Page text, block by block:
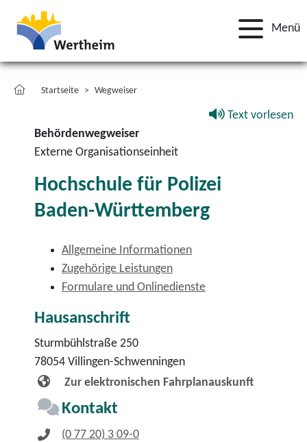
Menü
Startseite Wegweiser
Text vorlesen
Behördenwegweiser
Externe Organisationseinheit
Hochschule für Polizei
Baden-Württemberg
Allgemeine Informationen
Zugehörige Leistungen
Formulare und Onlinedienste
Hausanschrift
Sturmbühlstraße 250
78054 Villingen-Schwenningen
Zur elektronischen Fahrplanauskunft
Kontakt
(0 77 20) 3 09-0